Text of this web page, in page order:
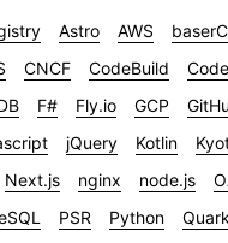
Astro AWS
CNCF CodeBuild
F# Fly.io GCP
jQuery Kotlin
Next.js nginx node.js
PSR Python